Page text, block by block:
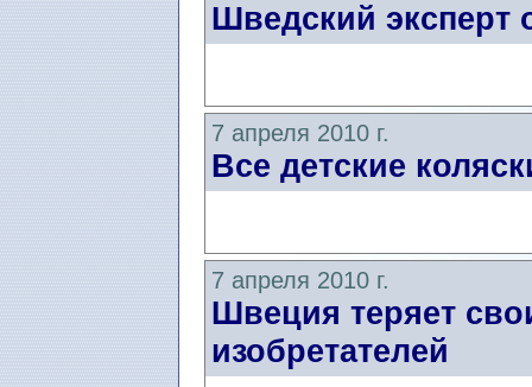
Шведский эксперт
7 апреля 2010 г.
Все детские
7 апреля 2010 г.
Швеция теряет
изобретателей